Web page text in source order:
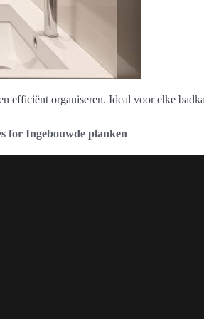
efficiënt organiseren. Ideal voor elke
for Ingebouwde planken